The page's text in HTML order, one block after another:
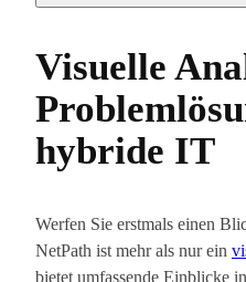
Visuelle
hybride IT
Werfen Sie erstmals einen
NetPath ist mehr als nur ein
bietet umfassende Einblicke